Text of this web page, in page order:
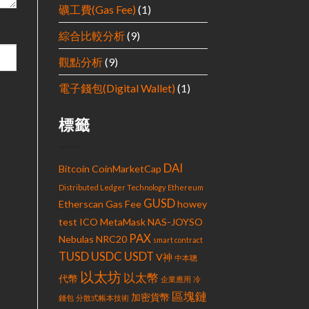
礦工費(Gas Fee) (1)
綜合比較分析(9)
觀點分析(9)
電子錢包(Digital Wallet) (1)
標籤
Bitcoin CoinMarketCap DAI
Distributed Ledger Technology Ethereum
Etherscan Gas Fee GUSD howey
test ICO MetaMask NAS-JOYSO
Nebulas NRC20 PAX smart contract
TUSD USDC USDT V神 中本聰
代幣 以太坊 以太幣 企業應用 冷
錢包 分散式帳本技術 加密貨幣 區塊鏈